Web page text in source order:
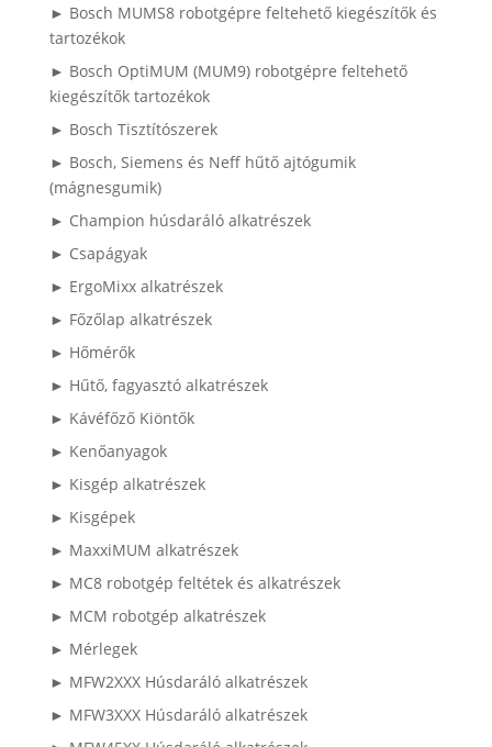
► Bosch MUMS8 robotgépre feltehető kiegészítők és
tartozékok
► Bosch OptiMUM (MUM9) robotgépre feltehető
kiegészítők tartozékok
► Bosch Tisztítószerek
► Bosch, Siemens és Neff hűtő ajtógumik
(mágnesgumik)
► Champion húsdaráló alkatrészek
► Csapágyak
► ErgoMixx alkatrészek
► Főzőlap alkatrészek
► Hőmérők
► Hűtő, fagyasztó alkatrészek
► Kávéfőző Kiöntők
► Kenőanyagok
► Kisgép alkatrészek
► Kisgépek
► MaxxiMUM alkatrészek
► MC8 robotgép feltétek és alkatrészek
► MCM robotgép alkatrészek
► Mérlegek
► MFW2XXX Húsdaráló alkatrészek
► MFW3XXX Húsdaráló alkatrészek